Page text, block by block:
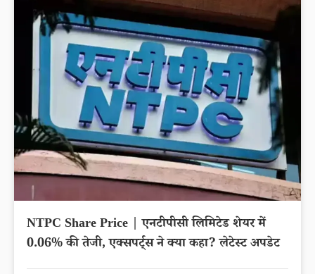
NTPC Share Price | एनटीपीसी लिमिटेड शेयर में
0.06% की तेजी, एक्सपर्ट्स ने क्या कहा? लेटेस्ट अपडेट